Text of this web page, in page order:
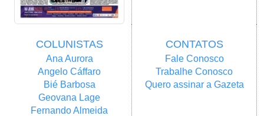
COLUNISTAS
Ana Aurora
Angelo Cáffaro
Bié Barbosa
Geovana Lage
Fernando Almeida
CONTATOS
Fale Conosco
Trabalhe Conosco
Quero assinar a Gazeta